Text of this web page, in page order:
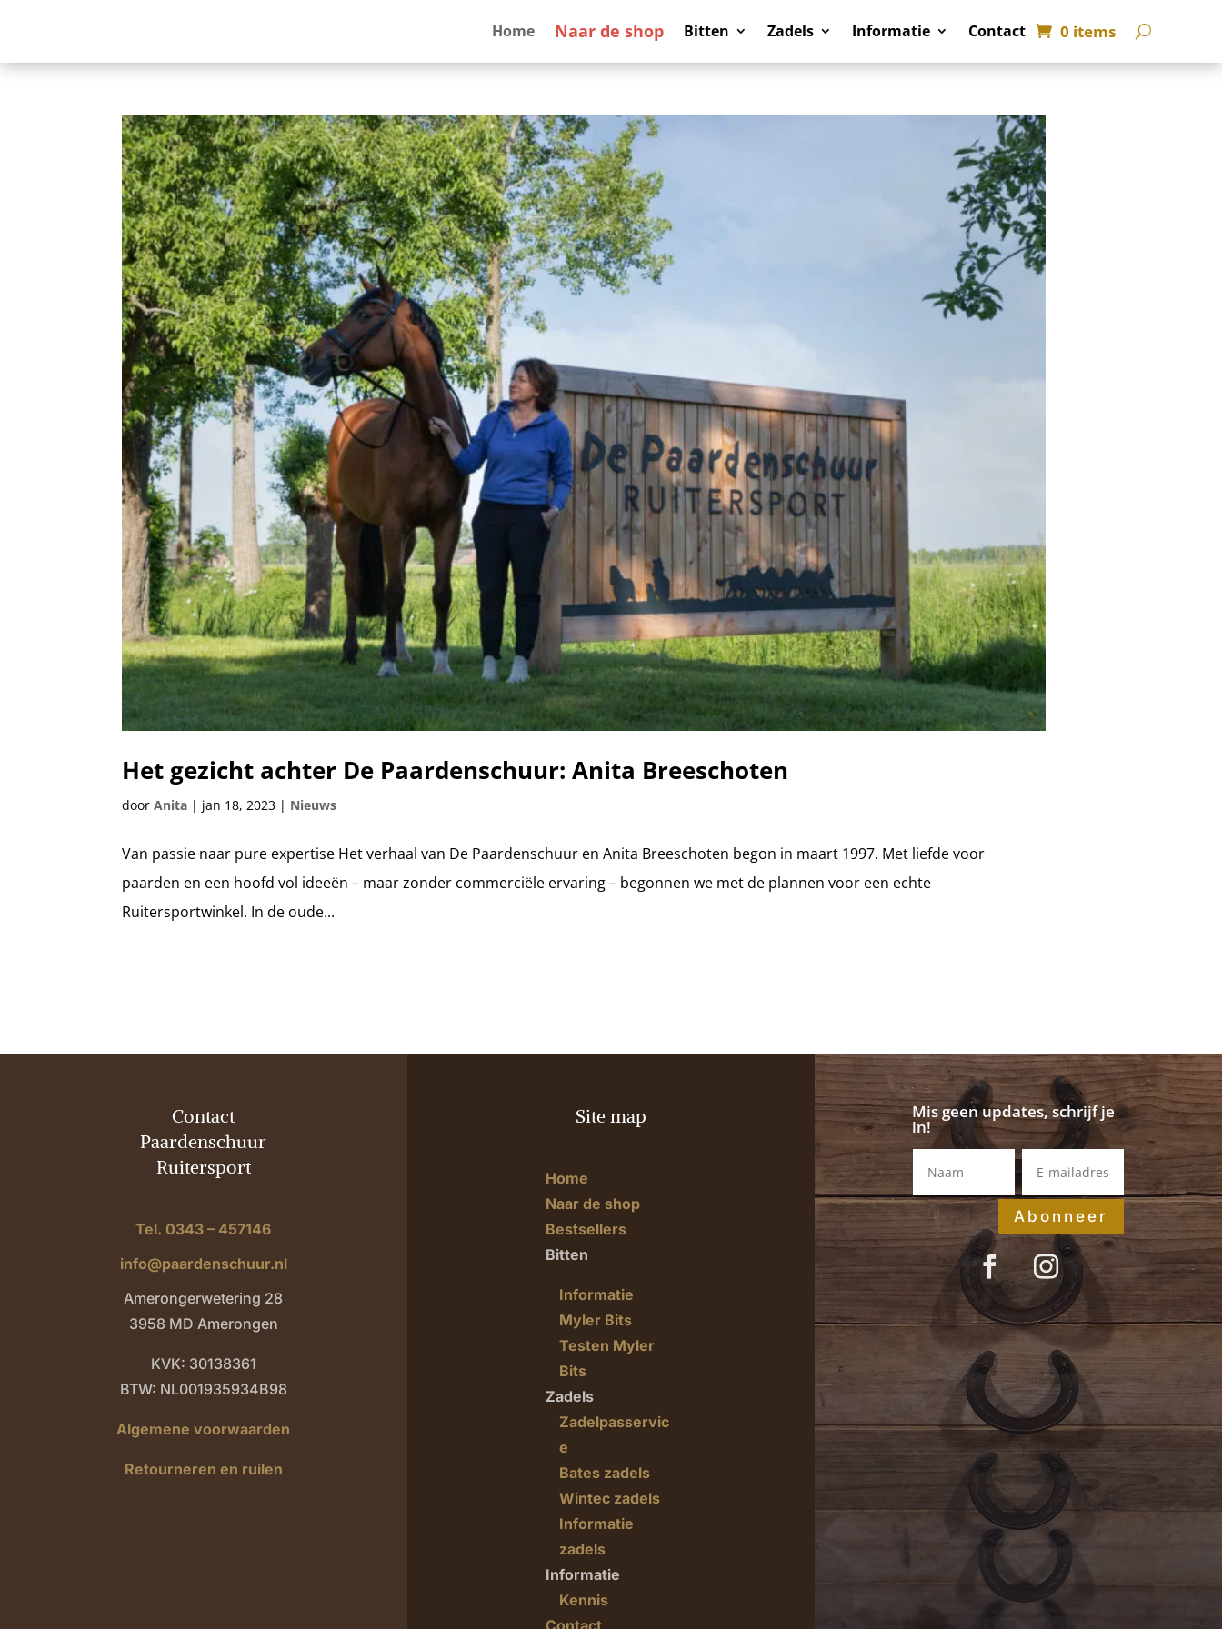
Home Naar de shop Bitten Zadels Informatie Contact 0 items
Het gezicht achter De Paardenschuur: Anita Breeschoten
doorAnita | jan 18, 2023 | Nieuws
Van passie naar pure expertise Het verhaal van De Paardenschuur en Anita Breeschoten begon in maart 1997. Met liefde voor
paarden en een hoofd vol ideeën – maar zonder commerciële ervaring – begonnen we met de plannen voor een echte
Ruitersportwinkel. In de oude...
Contact
Paardenschuur
Ruitersport
Tel. 0343 – 457146
info@paardenschuur.nl
Amerongerwetering 28
3958 MD Amerongen
KVK: 30138361
BTW: NL001935934B98
Algemene voorwaarden
Retourneren en ruilen
Site map
Home
Naar de shop
Bestsellers
Bitten
Informatie
Myler Bits
Testen Myler
Bits
Zadels
Zadelpasservic
e
Bates zadels
Wintec zadels
Informatie
zadels
Informatie
Kennis
Mis geen updates, schrijf je
in!
Abonneer